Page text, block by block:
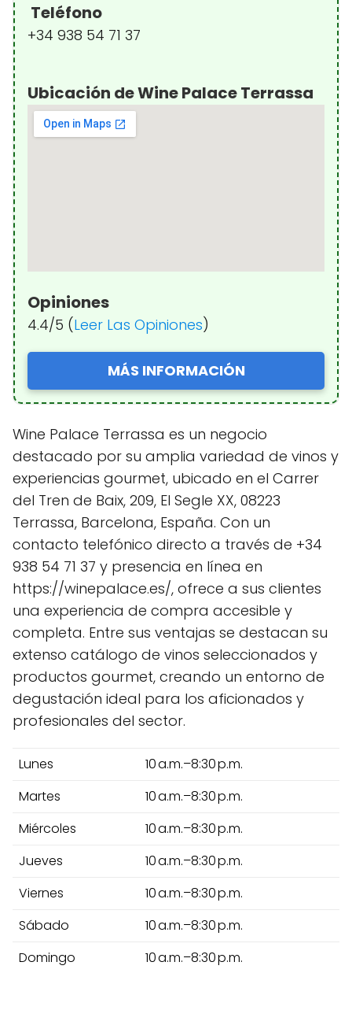
Teléfono
+34 938 54 71 37
Ubicación de Wine Palace Terrassa
Opiniones
4.4/5 (Leer Las Opiniones)
MÁS INFORMACIÓN
Wine Palace Terrassa es un negocio
destacado por su amplia variedad de vinos y
experiencias gourmet, ubicado en el Carrer
del Tren de Baix, 209, El Segle XX, 08223
Terrassa, Barcelona, España. Con un
contacto telefónico directo a través de +34
938 54 71 37 y presencia en línea en
https://winepalace.es/, ofrece a sus clientes
una experiencia de compra accesible y
completa. Entre sus ventajas se destacan su
extenso catálogo de vinos seleccionados y
productos gourmet, creando un entorno de
degustación ideal para los aficionados y
profesionales del sector.
Lunes
10 a.m.–8:30 p.m.
Martes
10 a.m.–8:30 p.m.
Miércoles
10 a.m.–8:30 p.m.
Jueves
10 a.m.–8:30 p.m.
Viernes
10 a.m.–8:30 p.m.
Sábado
10 a.m.–8:30 p.m.
Domingo
10 a.m.–8:30 p.m.